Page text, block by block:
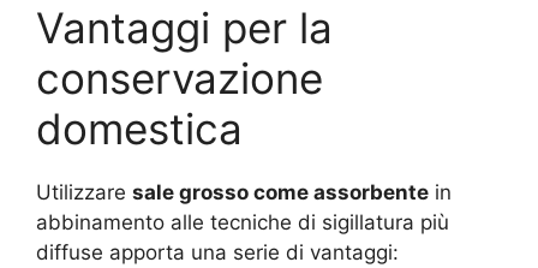
Vantaggi per la
conservazione
domestica
Utilizzare sale grosso come assorbente in
abbinamento alle tecniche di sigillatura più
diffuse apporta una serie di vantaggi: